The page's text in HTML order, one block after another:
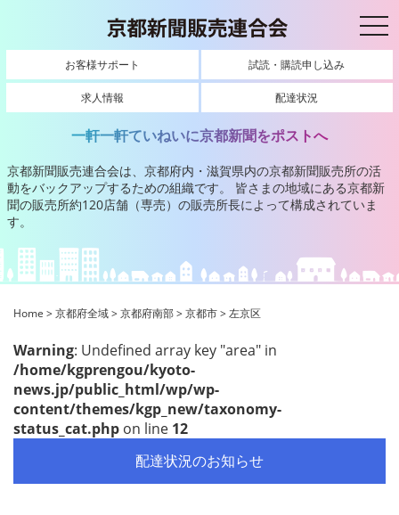
お客様サポート 試読・購読申し込み
求人情報 配達状況
一軒一軒ていねいに京都新聞をポストへ
京都新聞販売連合会は、京都府内・滋賀県内の京都新聞販売所の活
動をバックアップするための組織です。 皆さまの地域にある京都新
聞の販売所約120店舗（専売）の販売所長によって構成されていま
す。
Home >京都府全域>京都府南部>京都市>左京区
Warning: Undefined array key "area" in
/home/kgprengou/kyoto-
news.jp/public_html/wp/wp-
content/themes/kgp_new/taxonomy-
status_cat.php on line 12
配達状況のお知らせ